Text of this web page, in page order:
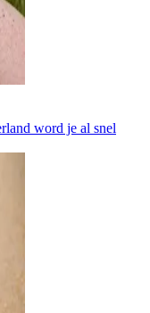
word je al snel